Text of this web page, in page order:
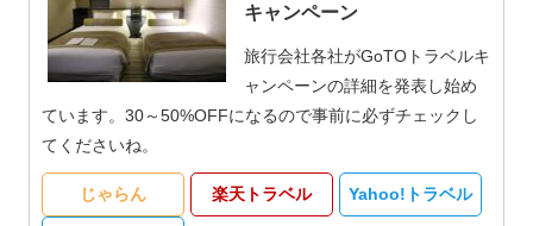
キャンペーン
旅行会社各社がGoTOトラベルキ
ャンペーンの詳細を発表し始め
ています。30～50%OFFになるので事前に必ずチェックし
てくださいね。
じゃらん 楽天トラベル Yahoo!トラベル